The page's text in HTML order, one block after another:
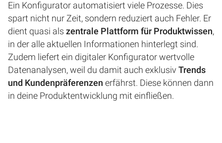
Ein Konfigurator automatisiert viele Prozesse. Dies
spart nicht nur Zeit, sondern reduziert auch Fehler. Er
dient quasi als zentrale Plattform für Produktwissen,
in der alle aktuellen Informationen hinterlegt sind.
Zudem liefert ein digitaler Konfigurator wertvolle
Datenanalysen, weil du damit auch exklusiv Trends
und Kundenpräferenzen erfährst. Diese können dann
in deine Produktentwicklung mit einfließen.